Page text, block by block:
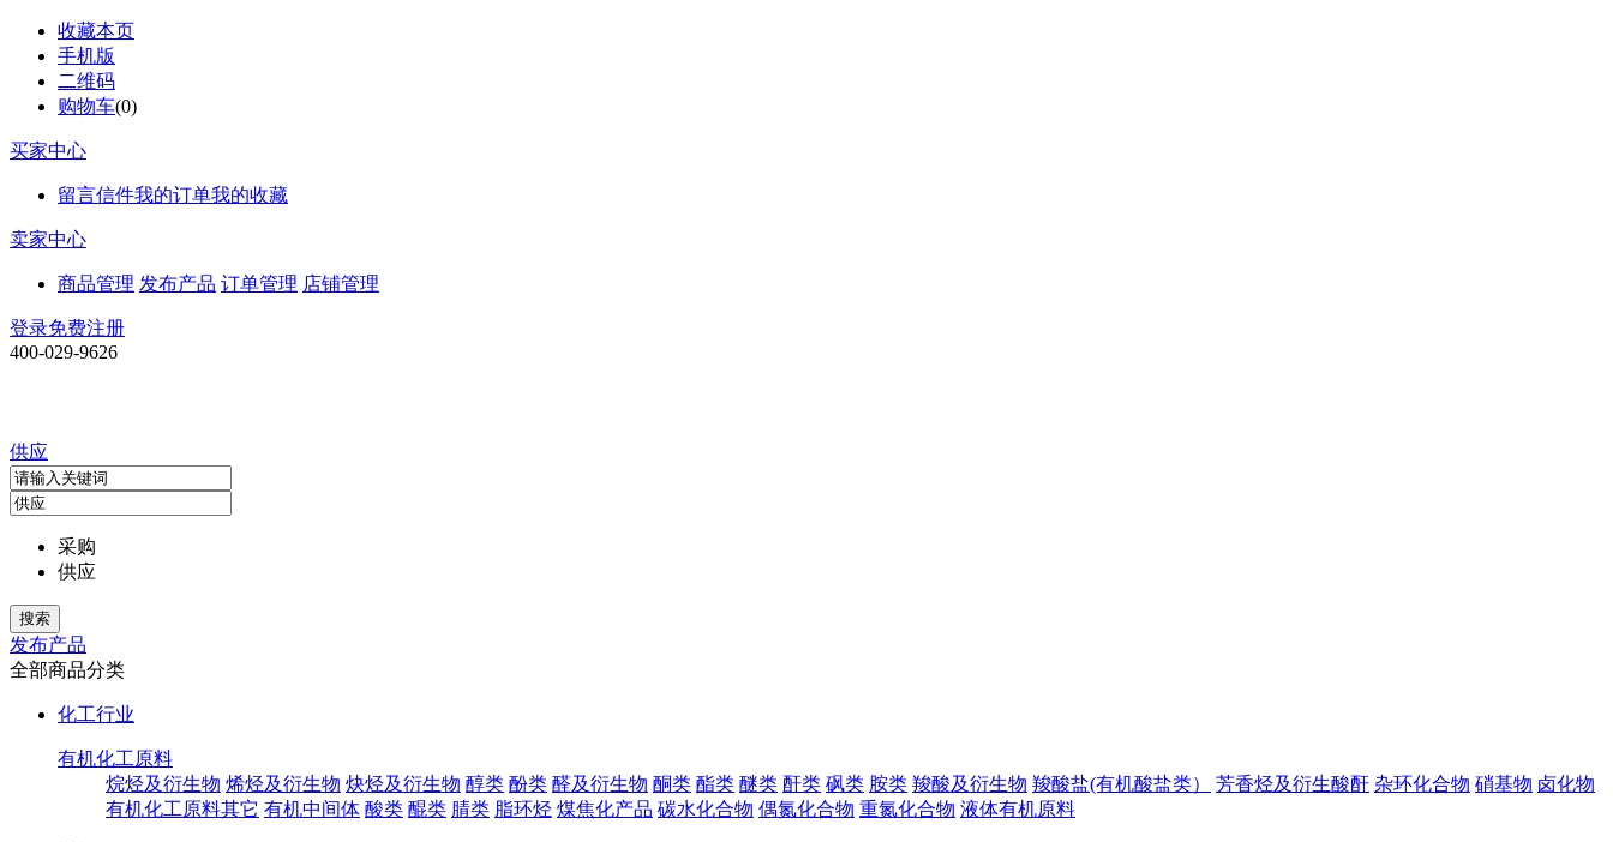
收藏本页
手机版
二维码
购物车(0)
买家中心
留言信件我的订单我的收藏
卖家中心
商品管理 发布产品 订单管理 店铺管理
登录免费注册
400-029-9626
供应
采购
供应
发布产品
全部商品分类
化工行业
有机化工原料
烷烃及衍生物 烯烃及衍生物 炔烃及衍生物 醇类 酚类 醛及衍生物 酮类 酯类 醚类 酐类 砜类 胺类 羧酸及衍生物 羧酸盐(有机酸盐类） 芳香烃及衍生酸酐 杂环化合物 硝基物 卤化物
有机化工原料其它 有机中间体 酸类 醌类 腈类 脂环烃 煤焦化产品 碳水化合物 偶氮化合物 重氮化合物 液体有机原料